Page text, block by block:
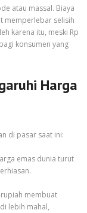
atau massal. Biaya
memperlebar selisih
karena itu, meski Rp
konsumen yang
Harga
di pasar saat ini:
emas dunia turut
membuat
lebih mahal,